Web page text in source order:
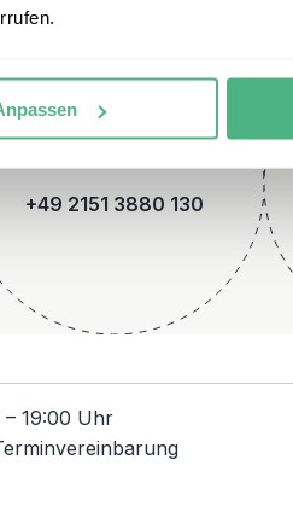
Telefon
+49 2151 3880 130
19:00 Uhr